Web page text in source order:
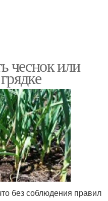
чеснок или
без соблюдения правил